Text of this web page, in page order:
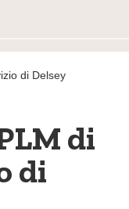
di Delsey
di
di